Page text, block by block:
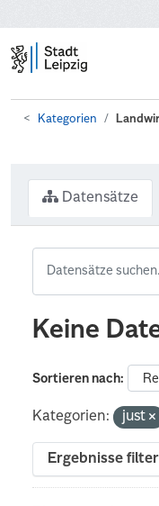
Kategorien
Datensätze
Keine
Sortieren nach
Kategorien: just
Ergebnisse